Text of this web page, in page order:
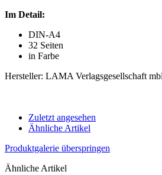
Im Detail:
DIN-A4
32 Seiten
in Farbe
Hersteller: LAMA Verlagsgesellschaft
Zuletzt angesehen
Ähnliche Artikel
Produktgalerie überspringen
Ähnliche Artikel